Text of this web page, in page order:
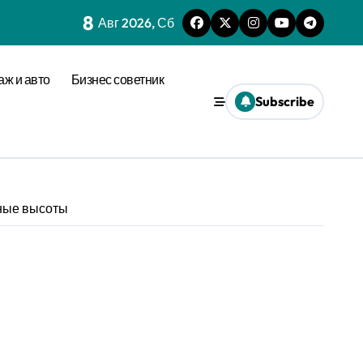
8 Авг 2026, Сб
и авто Бизнес советник
Subscribe
высоты